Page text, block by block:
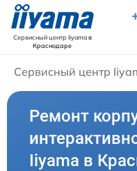
Сервисный центр Iiyamaв
Краснодаре
Сервисный центр
Ремонт
Iiyama в